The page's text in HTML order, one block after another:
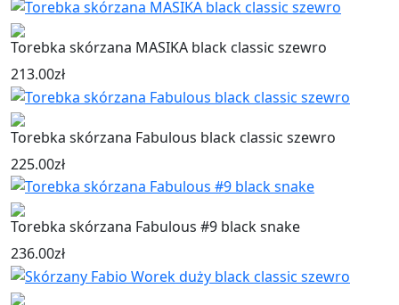
Torebka skórzana MASIKA black classic szewro
213.00zł
Torebka skórzana Fabulous black classic szewro
225.00zł
Torebka skórzana Fabulous #9 black snake
236.00zł